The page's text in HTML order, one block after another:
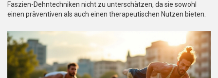
Faszien-Dehntechniken nicht zu unterschätzen, da sie sowohl
einen präventiven als auch einen therapeutischen Nutzen bieten.